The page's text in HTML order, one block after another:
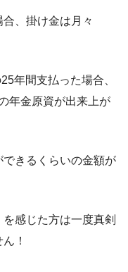
、掛け金は月々
年間支払った場合、
年金原資が出来上が
きるくらいの金額が
感じた方は一度真剣
！